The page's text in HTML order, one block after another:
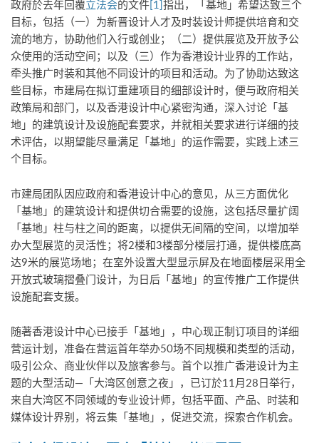
政府於去年回覆立法会的文件[1]指出，「基地」希望达致三个
目标，包括（一）为新晋设计人才及时装设计师提供培育和交
流的地方，协助他们入行或创业；（二）提供展览及开放予公
众使用的活动空间；以及（三）作为香港设计业界的工作站，
牵头推广时装和其他不同设计的项目和活动。为了协助达致这
些目标，市建局在拟订重建项目的细部设计时，便与政府相关
政策局和部门，以及香港设计中心紧密沟通，深入讨论「基
地」的建筑设计及设施配套要求，并就相关要求进行详细的技
术评估，以期望能尽量满足「基地」的运作需要，实践上述三
个目标。
市建局团队因应政府和香港设计中心的意见，从三方面优化
「基地」的建筑设计和提供切合需要的设施，这包括尽量扩阔
「基地」柱与柱之间的距离，以提供无间隔的空间，以增加举
办大型展览的灵活性；将2楼和3楼部分楼层打通，提供楼底高
达9米的展览场地；在室外设置大型显示屏及在地面楼层采用全
开放式玻璃摺叠门设计，为日后「基地」的宣传推广工作提供
设施配套支援。
随著香港设计中心已接手「基地」，中心现正制订项目的详细
营运计划，准备在营运首年举办50场不同规模和类型的活动，
吸引公众、商业伙伴以及旅客参与。首个以推广香港设计为主
题的大型活动—「大湾区创意之夜」，已订於11月28日举行，
来自大湾区不同领域的专业设计师，包括平面、产品、时装和
媒体设计界别，将云集「基地」，促进交流，探索合作机会。